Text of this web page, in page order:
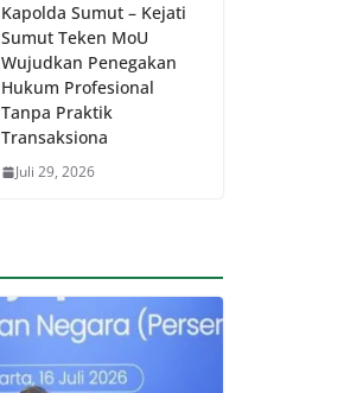
Kapolda Sumut – Kejati
Sumut Teken MoU
Wujudkan Penegakan
Hukum Profesional
Tanpa Praktik
Transaksiona
Juli 29, 2026